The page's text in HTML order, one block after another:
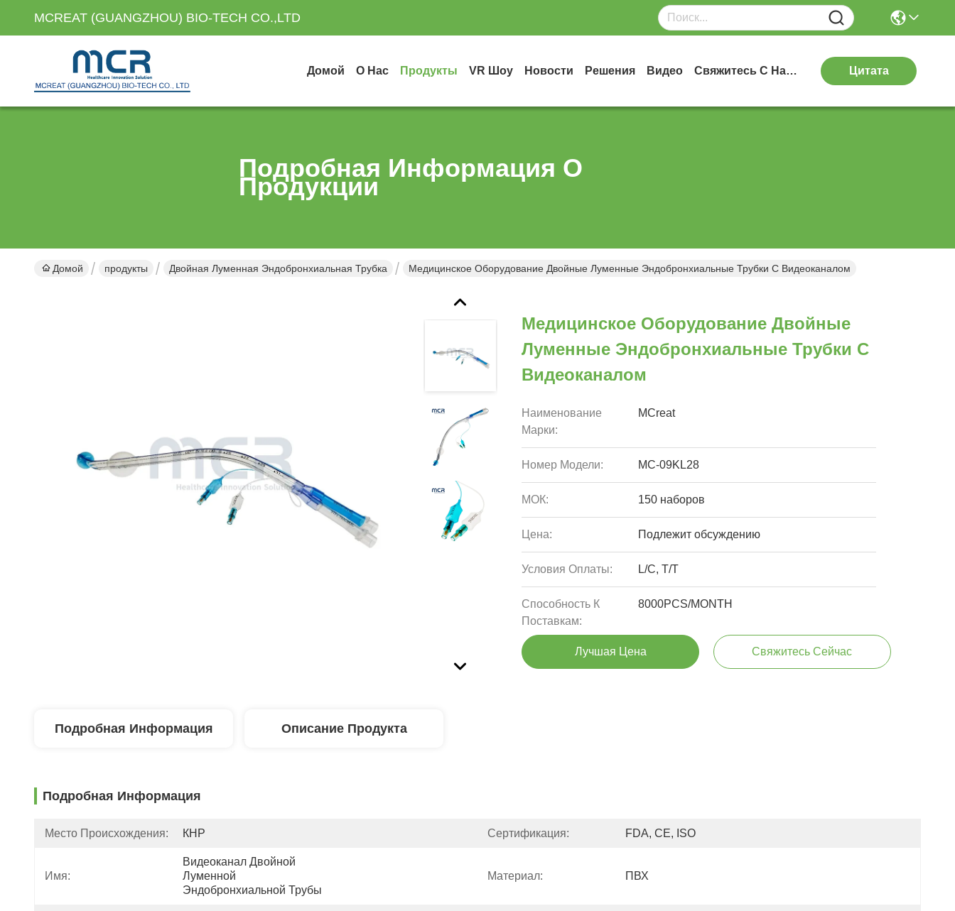
MCREAT (GUANGZHOU) BIO-TECH CO.,LTD
Домой О Нас Продукты VR Шоу Новости Решения Видео Свяжитесь С Нами Цитата
Подробная Информация О
Продукции
Домой продукты Двойная Луменная Эндобронхиальная Трубка Медицинское Оборудование Двойные Луменные Эндобронхиальные Трубки С Видеоканалом
Медицинское Оборудование Двойные
Луменные Эндобронхиальные Трубки С
Видеоканалом
Наименование
Марки:
MCreat
Номер Модели: MC-09KL28
МОК: 150 наборов
Цена: Подлежит обсуждению
Условия Оплаты: L/C, T/T
Способность К
Поставкам:
8000PCS/MONTH
Лучшая Цена Свяжитесь Сейчас
Подробная Информация Описание Продукта
Подробная Информация
Место Происхождения: КНР Сертификация: FDA, CE, ISO
Имя:
Видеоканал Двойной
Луменной
Эндобронхиальной Трубы
Материал: ПВХ